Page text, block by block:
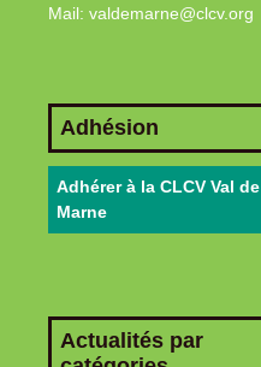
Mail: valdemarne@clcv.org
Adhésion
Adhérer à la CLCV Val de
Marne
Actualités par